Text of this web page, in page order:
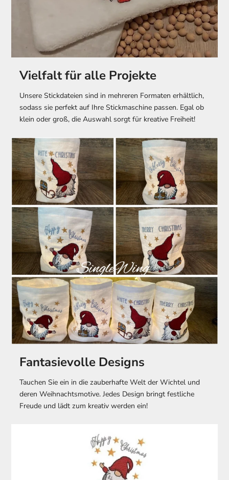
Vielfalt für alle Projekte
Unsere Stickdateien sind in mehreren Formaten erhältlich,
sodass sie perfekt auf Ihre Stickmaschine passen. Egal ob
klein oder groß, die Auswahl sorgt für kreative Freiheit!
Fantasievolle Designs
Tauchen Sie ein in die zauberhafte Welt der Wichtel und
deren Weihnachtsmotive. Jedes Design bringt festliche
Freude und lädt zum kreativ werden ein!